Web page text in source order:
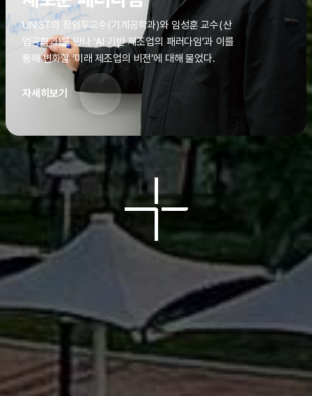
UNIST의 정임두교수(기계공학과)와 임성훈 교수(산
업공학과)를 만나 ‘AI 기반 제조업의 패러다임’과 이를
통해 변화할 ‘미래 제조업의 비전’에 대해 물었다.
자세히보기